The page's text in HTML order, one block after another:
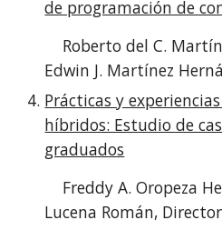
de programación de
Roberto del C.
Edwin J. Martínez
Prácticas y
híbridos: Estudio de
graduados
Freddy A. Oropeza
Lucena Román,